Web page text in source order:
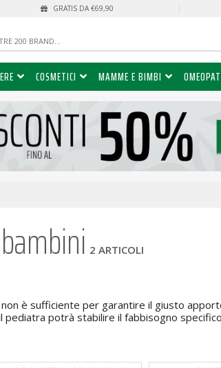
GRATIS DA €69,90
COSMETICI MAMME E BIMBI
2 ARTICOLI
è sufficiente per garantire il giusto
pediatra potrà stabilire il fabbisogno